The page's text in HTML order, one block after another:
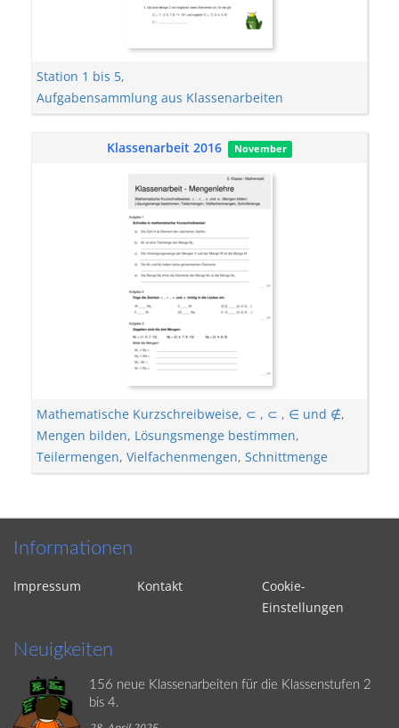
Station 1 bis 5,
Aufgabensammlung aus Klassenarbeiten
Klassenarbeit 2016 November
Mathematische Kurzschreibweise, ⊂ , ⊂ , ∈ und ∉,
Mengen bilden, Lösungsmenge bestimmen,
Teilermengen, Vielfachenmengen, Schnittmenge
Informationen
Impressum Kontakt
Cookie-
Einstellungen
Neuigkeiten
156 neue Klassenarbeiten für die Klassenstufen 2
bis 4.